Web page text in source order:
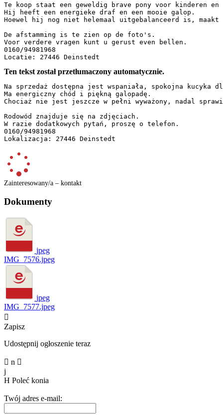
Te koop staat een geweldig brave pony voor
Hij heeft een energieke draf en een mooie galop.
Hoewel hij nog niet helemaal uitgebalanceerd is,
De afstamming is te zien op de foto's.
Voor verdere vragen kunt u gerust even bellen.
0160/94981968
Locatie: 27446 Deinstedt
Ten tekst został przetłumaczony automatycznie.
Na sprzedaż dostępna jest wspaniała, spokojna
Ma energiczny chód i piękną galopadę.
Chociaż nie jest jeszcze w pełni wyważony, nadal
Rodowód znajduje się na zdjęciach.
W razie dodatkowych pytań, proszę o telefon.
0160/94981968
Lokalizacja: 27446 Deinstedt
Zainteresowany/a – kontakt
Dokumenty
jpeg
IMG_7576.jpeg
jpeg
IMG_7577.jpeg

Zapisz
Udostępnij ogłoszenie teraz
 n 
j
H Poleć konia
Twój adres e-mail: